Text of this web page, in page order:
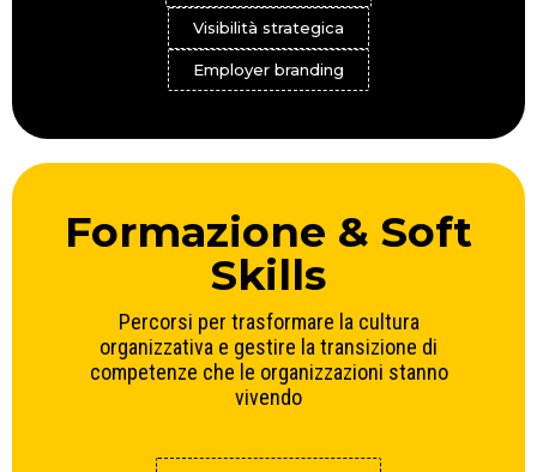
Visibilità strategica
Employer branding
Formazione & Soft
Skills
Percorsi per trasformare la cultura
organizzativa e gestire la transizione di
competenze che le organizzazioni stanno
vivendo